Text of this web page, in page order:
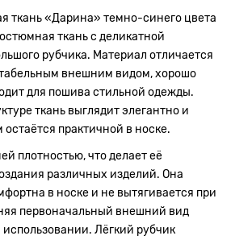
ткань «Дарина» темно-синего цвета
ткань с деликатной
рубчика. Материал отличается
внешним видом, хорошо
для пошива стильной одежды.
ткань выглядит элегантно и
практичной в носке.
плотностью, что делает её
различных изделий. Она
в носке и не вытягивается при
первоначальный внешний вид
Лёгкий рубчик